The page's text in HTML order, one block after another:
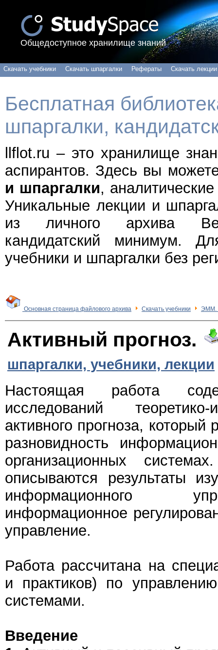
Общедоступное хранилище знаний
Скачать учебники Скачать шпаргалки Рефераты Скачать лекции
Бесплатная
шпаргалки,
llflot.ru – это хранилище
аспирантов. Здесь вы
и шпаргалки,
Уникальные лекции и
из личного архива
кандидатский минимум.
учебники и шпаргалки без
Основная страница файлового архива Скачать учебники ЭММ.
Активный прогноз.
шпаргалки, учебники, лекции
Настоящая работа
исследований
активного прогноза, который
разновидность
организационных
описываются результаты
информационного
информационное
управление.
Работа рассчитана на
и практиков) по
системами.
Введение